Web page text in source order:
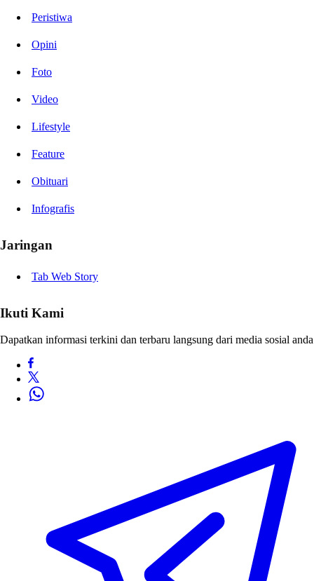
Peristiwa
Opini
Foto
Video
Lifestyle
Feature
Obituari
Infografis
Jaringan
Tab Web Story
Ikuti Kami
Dapatkan informasi terkini dan terbaru langsung dari media sosial anda